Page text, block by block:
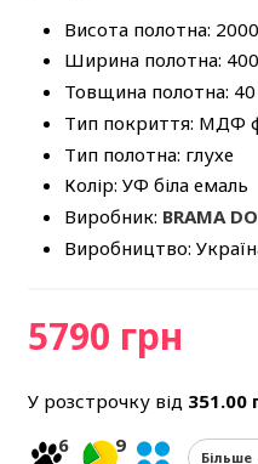
Висота полотна:
Ширина полотна:
Товщина полотна:
Тип покриття: МДФ
Тип полотна: глухе
Колір: УФ біла емаль
Виробник: BRAMA
Виробництво:
5790 грн
У розстрочку від 351.00
6
9
Більше